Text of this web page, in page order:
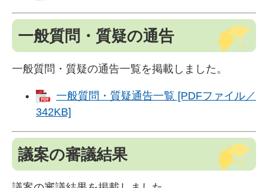
一般質問・質疑の通告
一般質問・質疑の通告一覧を掲載しました。
一般質問・質疑通告一覧 [PDFファイル／
342KB]
議案の審議結果